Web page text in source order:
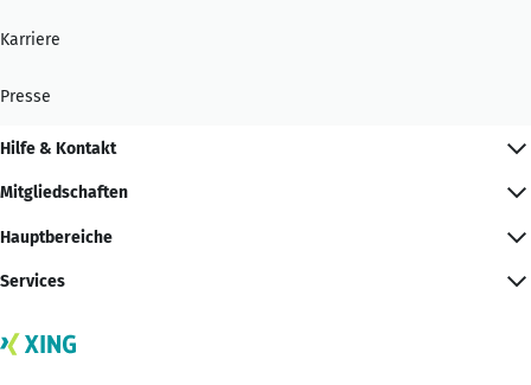
Karriere
Presse
Hilfe & Kontakt
Mitgliedschaften
Hauptbereiche
Services